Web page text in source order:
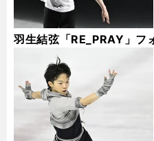
羽生結弦「RE_PRAY」フ